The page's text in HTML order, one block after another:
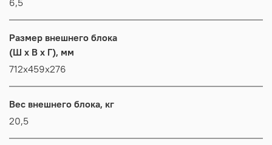
Размер внешнего блока
(Ш x В x Г), мм
712x459x276
Вес внешнего блока, кг
20,5